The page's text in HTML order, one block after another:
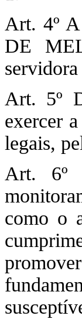
Art. 4º
DE
Art. 5º
exercer
legais,
Art. 6º
como o